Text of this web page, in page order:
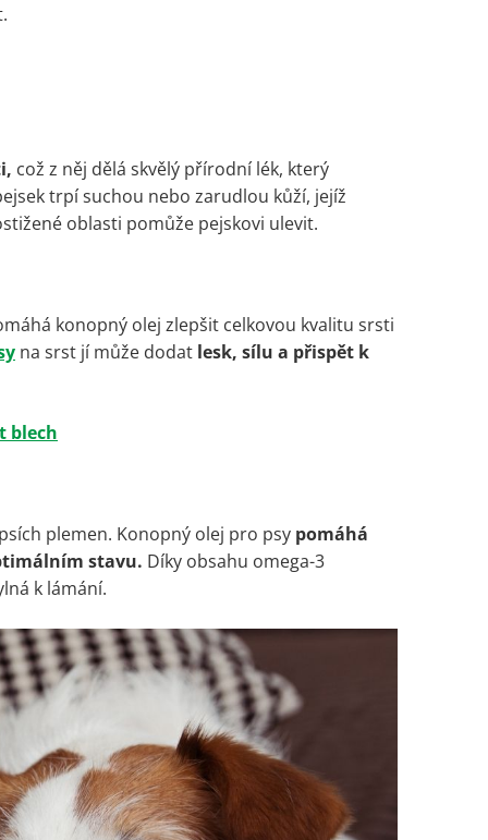
což z něj dělá skvělý přírodní lék, který
trpí suchou nebo zarudlou kůží, jejíž
oblasti pomůže pejskovi ulevit.
konopný olej zlepšit celkovou kvalitu srsti
na srst jí může dodat lesk, sílu a přispět k
blech
plemen. Konopný olej pro psy pomáhá
stavu. Díky obsahu omega-3
k lámání.